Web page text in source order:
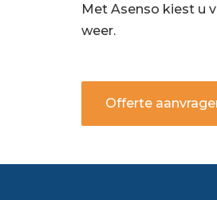
Met Asenso kiest u
weer.
Offerte